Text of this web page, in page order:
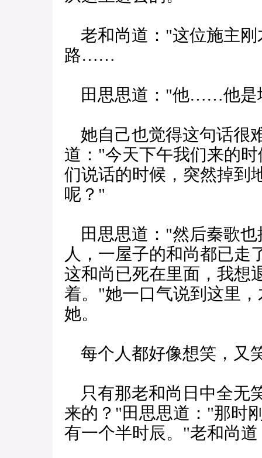
老和尚道："这位施主刚
路……
田思思道："他……他是
她自己也觉得这句话很
道："今天下午我们来的
们说话的时候，突然掉到
呢？"
田思思道："然后秦歌也
人，一屋子的和尚都已走
这和尚已死在里面，我想
着。"她一口气说到这里
她。
每个人都好像想笑，又
只有那老和尚日中全无
来的？"田思思道："那时
有一个半时辰。"老和尚